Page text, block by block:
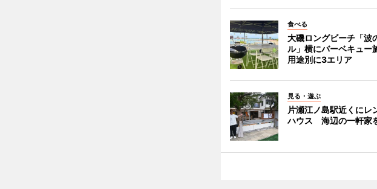
食べる
大磯ロングビーチ「波
ル」横にバーベキュー
用途別に3エリア
見る・遊ぶ
片瀬江ノ島駅近くにレ
ハウス 海辺の一軒家